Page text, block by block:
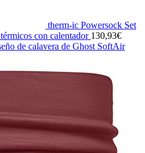
therm-ic Powersock Set
con calentador 130,93€
de calavera de Ghost SoftAir